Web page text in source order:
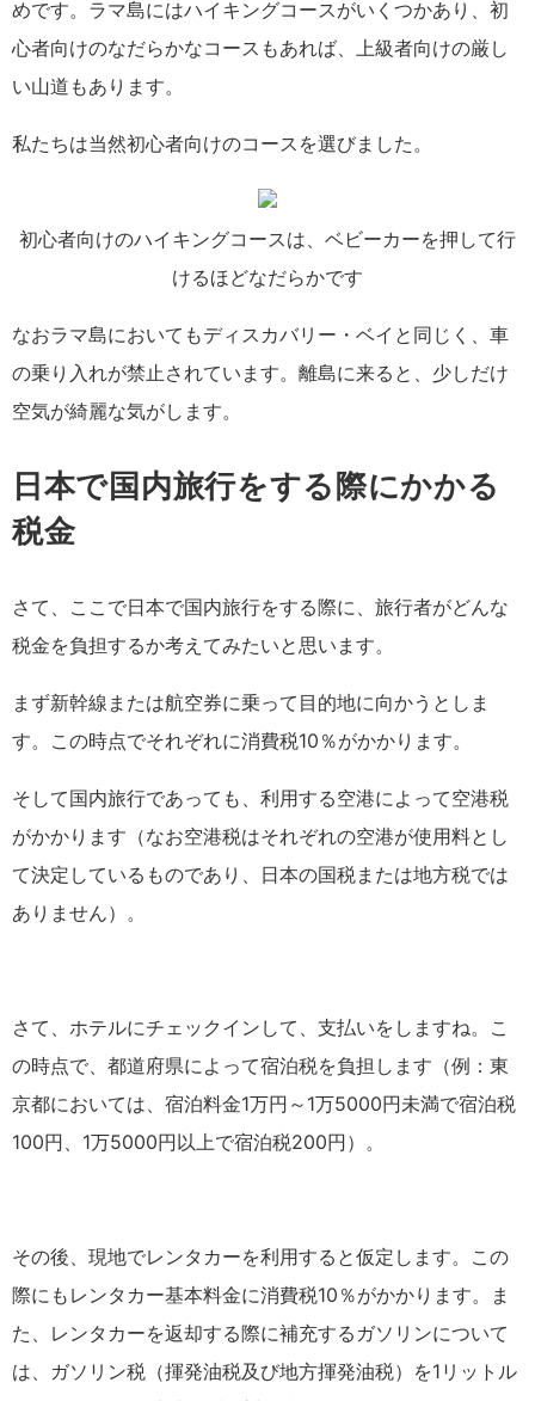
めです。ラマ島にはハイキングコースがいくつかあり、初
心者向けのなだらかなコースもあれば、上級者向けの厳し
い山道もあります。
私たちは当然初心者向けのコースを選びました。
初心者向けのハイキングコースは、ベビーカーを押して行
けるほどなだらかです
なおラマ島においてもディスカバリー・ベイと同じく、車
の乗り入れが禁止されています。離島に来ると、少しだけ
空気が綺麗な気がします。
日本で国内旅行をする際にかかる
税金
さて、ここで日本で国内旅行をする際に、旅行者がどんな
税金を負担するか考えてみたいと思います。
まず新幹線または航空券に乗って目的地に向かうとしま
す。この時点でそれぞれに消費税10％がかかります。
そして国内旅行であっても、利用する空港によって空港税
がかかります（なお空港税はそれぞれの空港が使用料とし
て決定しているものであり、日本の国税または地方税では
ありません）。
さて、ホテルにチェックインして、支払いをしますね。こ
の時点で、都道府県によって宿泊税を負担します（例：東
京都においては、宿泊料金1万円～1万5000円未満で宿泊税
100円、1万5000円以上で宿泊税200円）。
その後、現地でレンタカーを利用すると仮定します。この
際にもレンタカー基本料金に消費税10％がかかります。ま
た、レンタカーを返却する際に補充するガソリンについて
は、ガソリン税（揮発油税及び地方揮発油税）を1リットル